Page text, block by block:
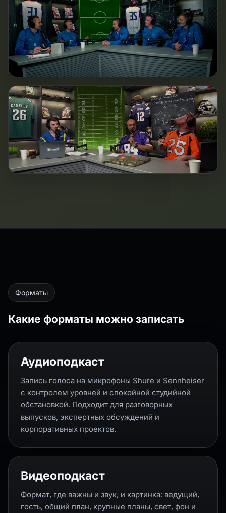
Форматы
Какие форматы можно записать
Аудиоподкаст
Запись голоса на микрофоны Shure и Sennheiser
с контролем уровней и спокойной студийной
обстановкой. Подходит для разговорных
выпусков, экспертных обсуждений и
корпоративных проектов.
Видеоподкаст
Формат, где важны и звук, и картинка: ведущий,
гость, общий план, крупные планы, свет, фон и